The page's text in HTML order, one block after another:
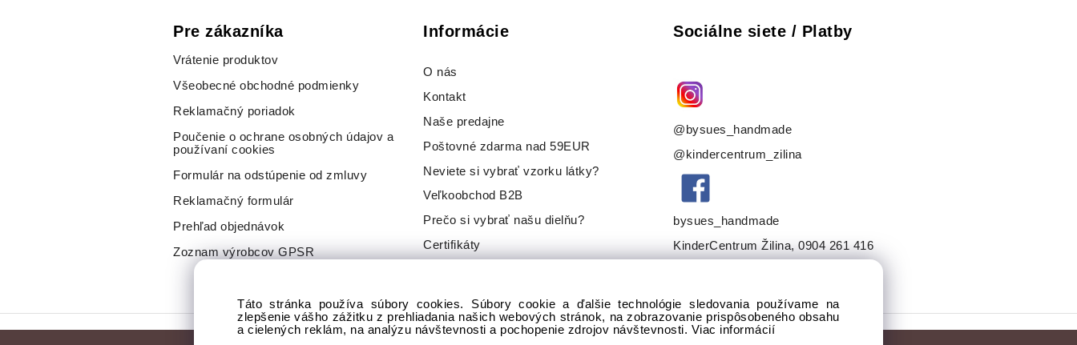
Pre zákazníka
Vrátenie produktov
Všeobecné obchodné podmienky
Reklamačný poriadok
Poučenie o ochrane osobných údajov a
používaní cookies
Formulár na odstúpenie od zmluvy
Reklamačný formulár
Prehľad objednávok
Zoznam výrobcov GPSR
Informácie
O nás
Kontakt
Naše predajne
Poštovné zdarma nad 59EUR
Neviete si vybrať vzorku látky?
Veľkoobchod B2B
Prečo si vybrať našu dielňu?
Certifikáty
Sociálne siete / Platby
@bysues_handmade
@kindercentrum_zilina
bysues_handmade
KinderCentrum Žilina, 0904 261 416
Táto stránka používa súbory cookies. Súbory cookie a ďalšie technológie sledovania používame na
zlepšenie vášho zážitku z prehliadania našich webových stránok, na zobrazovanie prispôsobeného obsahu
a cielených reklám, na analýzu návštevnosti a pochopenie zdrojov návštevnosti. Viac informácií